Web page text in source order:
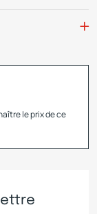
le prix de ce